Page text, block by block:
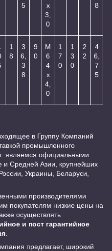
5
х
3,
0
8
1
8
3
6,
3
8
9
0
М
6
4
х
4,
0
1
7
0
1
3
0
2
2
4
6,
7
5
входящее в Группу Компаний
промышленного
являемся официальными
и Средней Азии, крупнейших
Украины, Беларуси,
производителями
покупателям низкие цены на
осуществлять
и пост гарантийное
предлагает, широкий